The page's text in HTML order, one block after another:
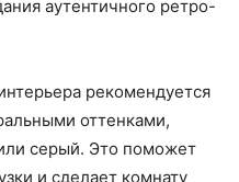
аутентичного ретро-
рекомендуется
оттенками,
серый. Это поможет
и сделает комнату